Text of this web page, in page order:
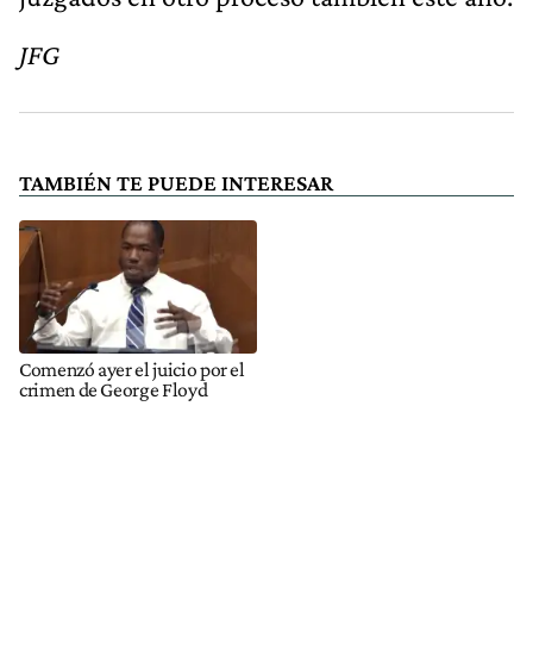
JFG
TAMBIÉN TE PUEDE INTERESAR
Comenzó ayer el juicio por el
crimen de George Floyd